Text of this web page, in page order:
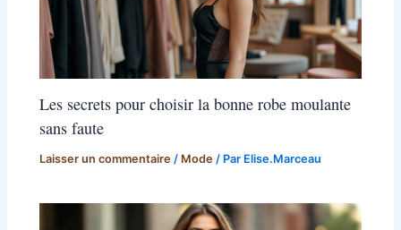
Les secrets pour choisir la bonne robe moulante
sans faute
Laisser un commentaire / Mode / Par Elise.Marceau